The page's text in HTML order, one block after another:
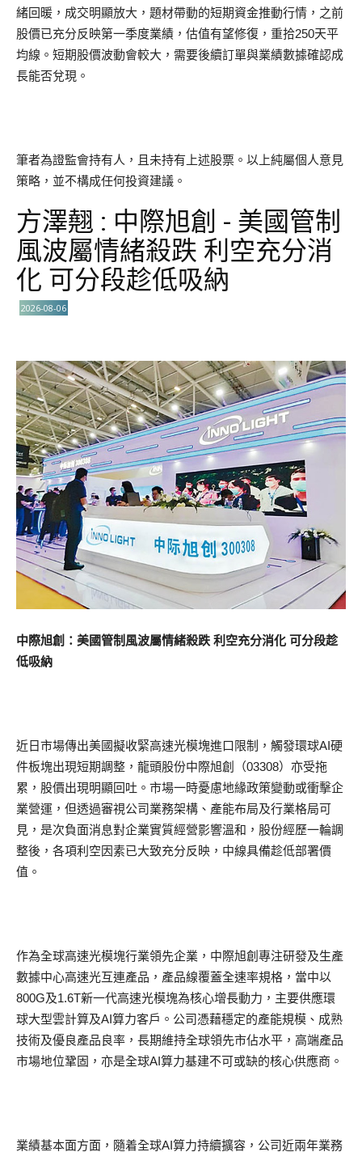
緒回暖，成交明顯放大，題材帶動的短期資金推動行情，之前
股價已充分反映第一季度業績，估值有望修復，重拾250天平
均線。短期股價波動會較大，需要後續訂單與業績數據確認成
長能否兌現。
筆者為證監會持有人，且未持有上述股票。以上純屬個人意見
策略，並不構成任何投資建議。
方澤翹 : 中際旭創 - 美國管制
風波屬情緒殺跌 利空充分消
化 可分段趁低吸納
2026-08-06
中際旭創：美國管制風波屬情緒殺跌 利空充分消化 可分段趁
低吸納
近日市場傳出美國擬收緊高速光模塊進口限制，觸發環球AI硬
件板塊出現短期調整，龍頭股份中際旭創（03308）亦受拖
累，股價出現明顯回吐。市場一時憂慮地緣政策變動或衝擊企
業營運，但透過審視公司業務架構、產能布局及行業格局可
見，是次負面消息對企業實質經營影響溫和，股份經歷一輪調
整後，各項利空因素已大致充分反映，中線具備趁低部署價
值。
作為全球高速光模塊行業領先企業，中際旭創專注研發及生產
數據中心高速光互連產品，產品線覆蓋全速率規格，當中以
800G及1.6T新一代高速光模塊為核心增長動力，主要供應環
球大型雲計算及AI算力客戶。公司憑藉穩定的產能規模、成熟
技術及優良產品良率，長期維持全球領先市佔水平，高端產品
市場地位鞏固，亦是全球AI算力基建不可或缺的核心供應商。
業績基本面方面，隨着全球AI算力持續擴容，公司近兩年業務